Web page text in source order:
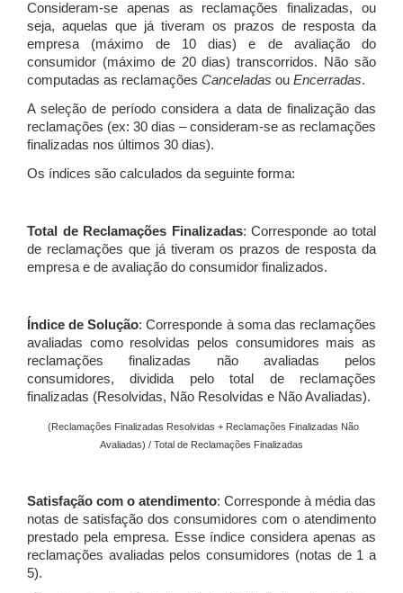
Consideram-se apenas as reclamações finalizadas, ou
seja, aquelas que já tiveram os prazos de resposta da
empresa (máximo de 10 dias) e de avaliação do
consumidor (máximo de 20 dias) transcorridos. Não são
computadas as reclamações Canceladas ou Encerradas.
A seleção de período considera a data de finalização das
reclamações (ex: 30 dias – consideram-se as reclamações
finalizadas nos últimos 30 dias).
Os índices são calculados da seguinte forma:
Total de Reclamações Finalizadas: Corresponde ao total
de reclamações que já tiveram os prazos de resposta da
empresa e de avaliação do consumidor finalizados.
Índice de Solução: Corresponde à soma das reclamações
avaliadas como resolvidas pelos consumidores mais as
reclamações finalizadas não avaliadas pelos
consumidores, dividida pelo total de reclamações
finalizadas (Resolvidas, Não Resolvidas e Não Avaliadas).
(Reclamações Finalizadas Resolvidas + Reclamações Finalizadas Não
Avaliadas) / Total de Reclamações Finalizadas
Satisfação com o atendimento: Corresponde à média das
notas de satisfação dos consumidores com o atendimento
prestado pela empresa. Esse índice considera apenas as
reclamações avaliadas pelos consumidores (notas de 1 a
5).